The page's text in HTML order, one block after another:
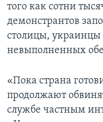
того как сотни
демонстрантов
столицы, украинцы
невыполненных
«Пока страна
продолжают
службе частным